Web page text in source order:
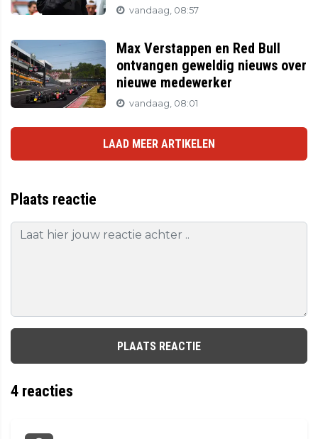
vandaag, 08:57
Max Verstappen en Red Bull
ontvangen geweldig nieuws over
nieuwe medewerker
vandaag, 08:01
LAAD MEER ARTIKELEN
Plaats reactie
PLAATS REACTIE
4 reacties